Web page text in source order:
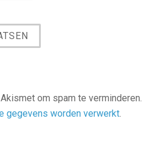
om spam te verminderen.
gegevens worden verwerkt.